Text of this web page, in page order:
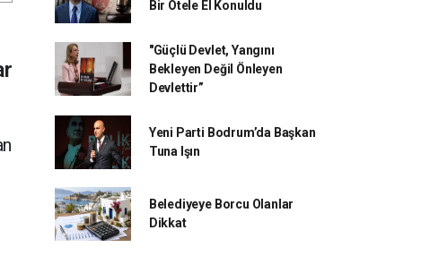
Bir Otele El Konuldu
"Güçlü Devlet, Yangını
Bekleyen Değil Önleyen
Devlettir”
Yeni Parti Bodrum’da Başkan
Tuna Işın
Belediyeye Borcu Olanlar
Dikkat